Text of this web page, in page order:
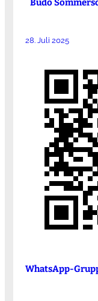
Budo
28. Juli 2025
WhatsApp-